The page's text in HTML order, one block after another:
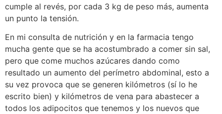
cumple al revés, por cada 3 kg de peso más, aumenta
un punto la tensión.
En mi consulta de nutrición y en la farmacia tengo
mucha gente que se ha acostumbrado a comer sin sal,
pero que come muchos azúcares dando como
resultado un aumento del perímetro abdominal, esto a
su vez provoca que se generen kilómetros (sí lo he
escrito bien) y kilómetros de vena para abastecer a
todos los adipocitos que tenemos y los nuevos que